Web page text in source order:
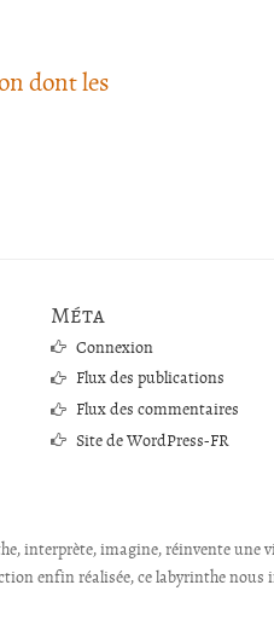
dont les
Méta
Connexion
Flux des publications
Flux des commentaires
Site de WordPress-FR
interprète, imagine, réinvente une
enfin réalisée, ce labyrinthe nous